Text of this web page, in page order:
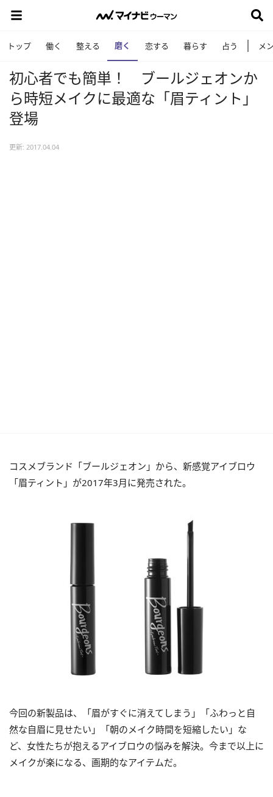
トップ 働く 整える 磨く 恋する 暮らす 占う メ
初心者でも簡単！ ブールジェオンか
ら時短メイクに最適な「眉ティント」
登場
更新: 2017.04.04
コスメブランド「ブールジェオン」から、新感覚アイブロウ
「眉ティント」が2017年3月に発売された。
今回の新製品は、「眉がすぐに消えてしまう」「ふわっと自
然な自眉に見せたい」「朝のメイク時間を短縮したい」な
ど、女性たちが抱えるアイブロウの悩みを解決。今まで以上に
メイクが楽になる、画期的なアイテムだ。